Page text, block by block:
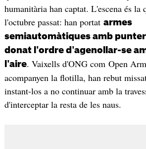
humanitària han captat. L'escena és la
l'octubre passat: han portat armes
semiautomàtiques amb
donat l'ordre d'agenollar-se
l'aire. Vaixells d'ONG com Open
acompanyen la flotilla, han rebut
instant-los a no continuar amb la
d'interceptar la resta de les naus.